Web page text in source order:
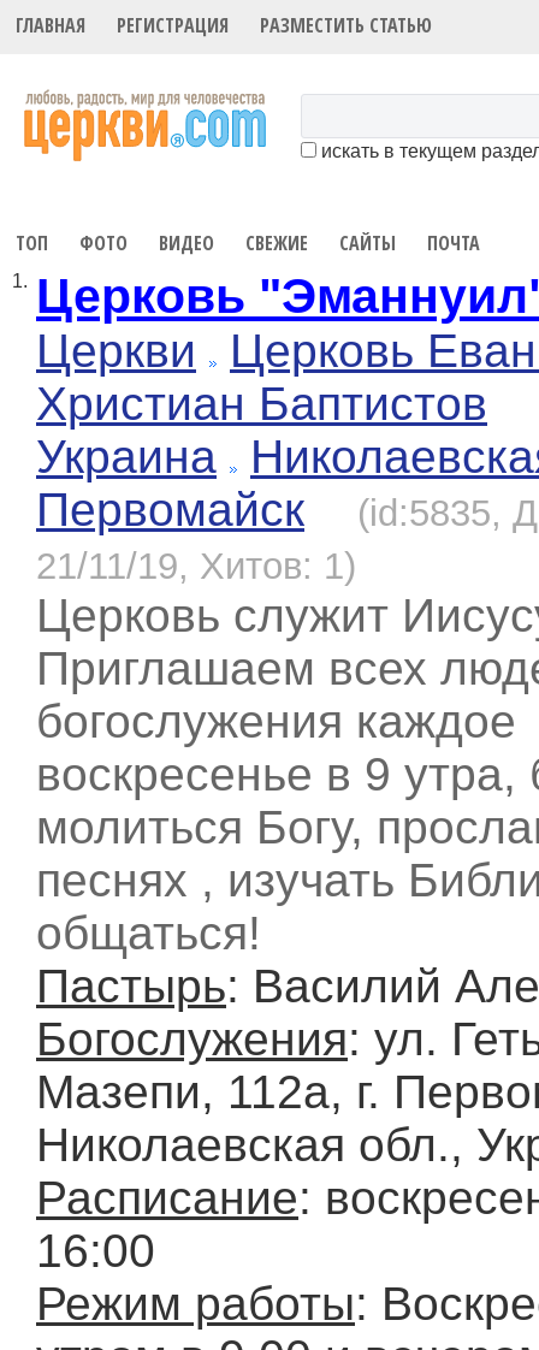
ГЛАВНАЯ РЕГИСТРАЦИЯ РАЗМЕСТИТЬ СТАТЬЮ
искать в текущем
ТОП ФОТО ВИДЕО СВЕЖИЕ САЙТЫ ПОЧТА
1. Церковь
Церкви
Церковь
Христиан Баптистов
Украина
Первомайск
(id:5835,
21/11/19, Хитов: 1)
Церковь служит
Приглашаем всех
богослужения каждое
воскресенье в 9 утра,
молиться Богу,
песнях , изучать
общаться!
Пастырь: Василий
Богослужения: ул.
Мазепи, 112а, г.
Николаевская обл.,
Расписание:
16:00
Режим работы: